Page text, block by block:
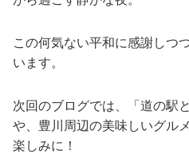
この何気ない平和に感謝しつ
います。
次回のブログでは、「道の駅
や、豊川周辺の美味しいグル
楽しみに！